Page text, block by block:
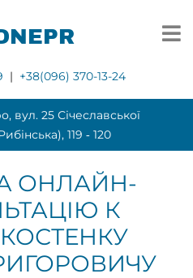
| +38(096) 370-13-24
вул. 25 Січеславської
119 ‑ 120
ОНЛАЙН-
К